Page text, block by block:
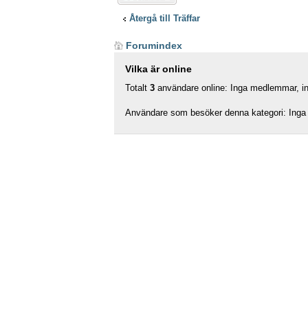
Återgå till Träffar
Forumindex
Vilka är online
Totalt 3 användare online: Inga medlemmar,
Användare som besöker denna kategori: